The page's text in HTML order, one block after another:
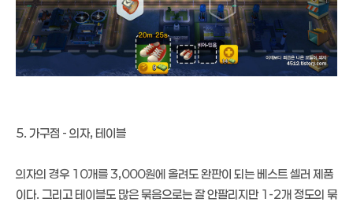
5. 가구점 - 의자, 테이블
의자의 경우 10개를 3,000원에 올려도 완판이 되는 베스트 셀러 제품
이다. 그리고 테이블도 많은 묶음으로는 잘 안팔리지만 1-2개 정도의 묶